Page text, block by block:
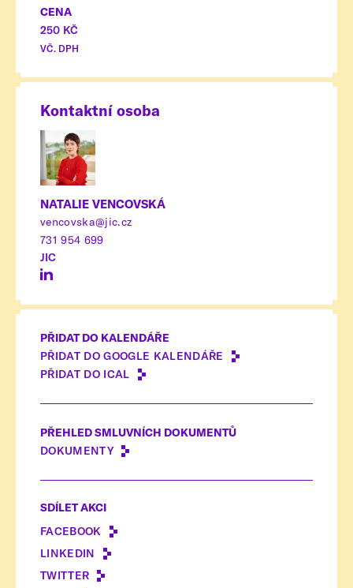
CENA
250 KČ
VČ. DPH
Kontaktní osoba
NATALIE VENCOVSKÁ
vencovska@jic.cz
731 954 699
JIC
PŘIDAT DO KALENDÁŘE
PŘIDAT DO GOOGLE KALENDÁŘE
PŘIDAT DO ICAL
PŘEHLED SMLUVNÍCH DOKUMENTŮ
DOKUMENTY
SDÍLET AKCI
FACEBOOK
LINKEDIN
TWITTER